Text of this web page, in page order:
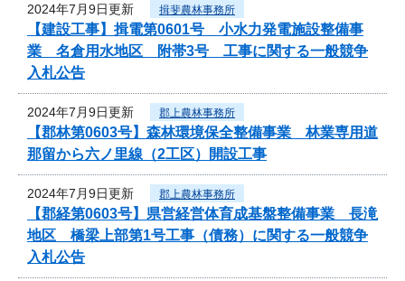
2024年7月9日更新 揖斐農林事務所
【建設工事】揖電第0601号 小水力発電施設整備事
業 名倉用水地区 附帯3号 工事に関する一般競争
入札公告
2024年7月9日更新 郡上農林事務所
【郡林第0603号】森林環境保全整備事業 林業専用道
那留から六ノ里線（2工区）開設工事
2024年7月9日更新 郡上農林事務所
【郡経第0603号】県営経営体育成基盤整備事業 長滝
地区 橋梁上部第1号工事（債務）に関する一般競争
入札公告